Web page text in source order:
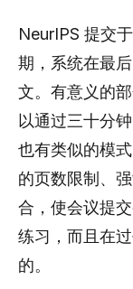
NeurIPS 提交
期，系统在最
文。有意义的
以通过三十分
也有类似的模
的页数限制、
合，使会议提
练习，而且在
的。